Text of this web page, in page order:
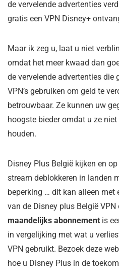
de vervelende advertenties
gratis een VPN Disney+
Maar ik zeg u, laat u niet
omdat het meer kwaad dan
de vervelende advertenties die
VPN’s gebruiken om geld te
betrouwbaar. Ze kunnen uw
hoogste bieder omdat u ze
houden.
Disney Plus België kijken en
stream deblokkeren in landen
beperking … dit kan alleen met
van de Disney plus België
maandelijks abonnement is
in vergelijking met wat u
VPN gebruikt. Bezoek deze
hoe u Disney Plus in de